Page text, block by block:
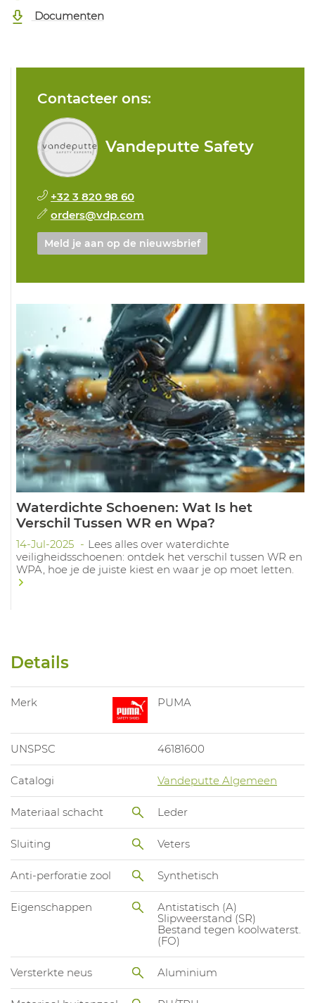
Documenten
Contacteer ons:
Vandeputte Safety
+32 3 820 98 60
orders@vdp.com
Meld je aan op de nieuwsbrief
Waterdichte Schoenen: Wat Is het
Verschil Tussen WR en Wpa?
14-Jul-2025
Lees alles over waterdichte
veiligheidsschoenen: ontdek het verschil tussen WR en
WPA, hoe je de juiste kiest en waar je op moet letten.
Details
Merk PUMA
UNSPSC 46181600
Catalogi Vandeputte Algemeen
Materiaal schacht Leder
Sluiting Veters
Anti-perforatie zool Synthetisch
Eigenschappen
Antistatisch (A)
Slipweerstand (SR)
Bestand tegen koolwaterst.
(FO)
Versterkte neus Aluminium